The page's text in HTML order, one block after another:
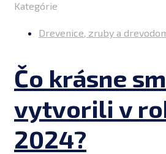
Kategórie
Drevenice, zruby a
Čo krásne
vytvorili v
2024?